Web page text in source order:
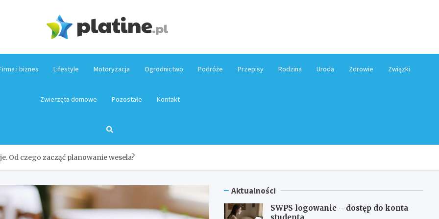
i biznes Lifestyle Motoryzacja Ogrodnictwo Podróże Przepisy Rodzina Uroda Zdrowie Związki
Zwierzęta domowe Pozostałe Kontakt
Od czego zacząć planowanie wesela?
Aktualności
SWPS logowanie – dostęp do konta